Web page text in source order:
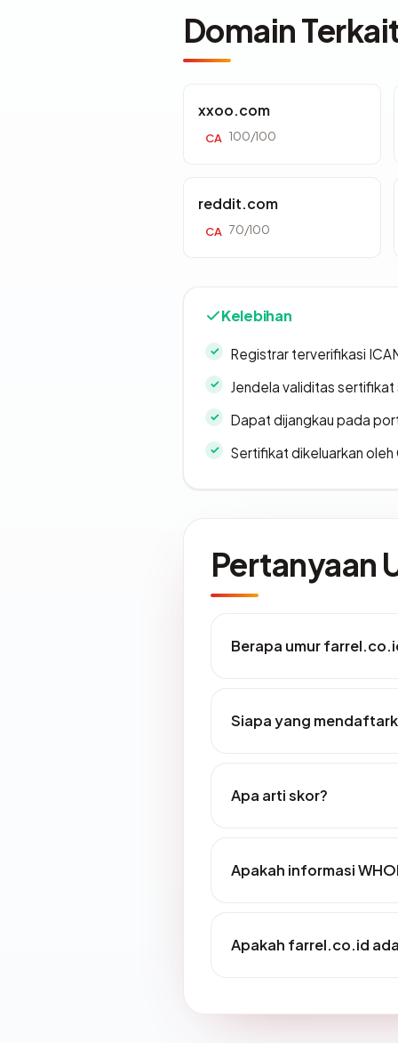
Domain
xxoo.com
CA 100/100
reddit.com
CA 70/100
Kelebihan
Registrar terverifikasi
Jendela validitas sertifikat
Dapat dijangkau pada
Sertifikat dikeluarkan oleh
Pertanyaan
Berapa umur
Siapa yang
Apa arti skor?
Apakah informasi
Apakah farrel.co.id